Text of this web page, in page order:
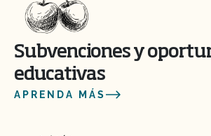
Subvenciones y
educativas
APRENDA MÁS